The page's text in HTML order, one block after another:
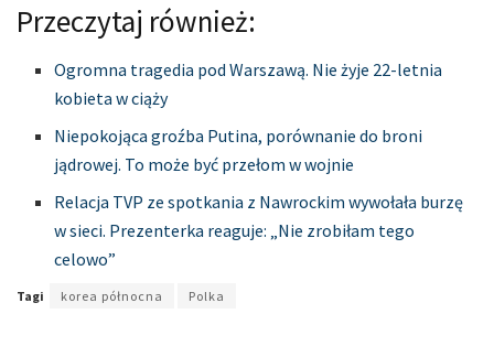
Przeczytaj również:
Ogromna tragedia pod Warszawą. Nie żyje 22-letnia
kobieta w ciąży
Niepokojąca groźba Putina, porównanie do broni
jądrowej. To może być przełom w wojnie
Relacja TVP ze spotkania z Nawrockim wywołała burzę
w sieci. Prezenterka reaguje: „Nie zrobiłam tego
celowo”
Tagi korea północna Polka